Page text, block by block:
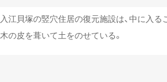
入江貝塚の竪穴住居の復元施設は、中に入る
木の皮を葺いて土をのせている。